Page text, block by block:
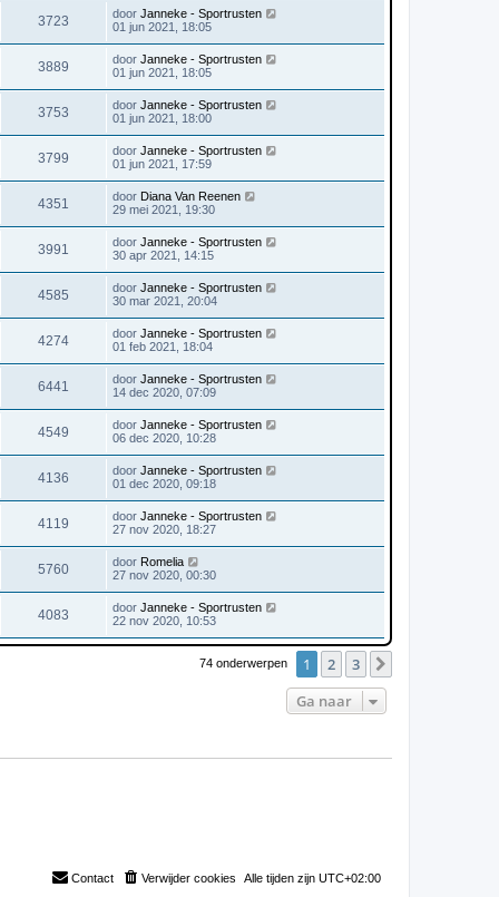
3723 door Janneke - Sportrusten
01 jun 2021, 18:05
3889 door Janneke - Sportrusten
01 jun 2021, 18:05
3753 door Janneke - Sportrusten
01 jun 2021, 18:00
3799 door Janneke - Sportrusten
01 jun 2021, 17:59
4351 door Diana Van Reenen
29 mei 2021, 19:30
3991 door Janneke - Sportrusten
30 apr 2021, 14:15
4585 door Janneke - Sportrusten
30 mar 2021, 20:04
4274 door Janneke - Sportrusten
01 feb 2021, 18:04
6441 door Janneke - Sportrusten
14 dec 2020, 07:09
4549 door Janneke - Sportrusten
06 dec 2020, 10:28
4136 door Janneke - Sportrusten
01 dec 2020, 09:18
4119 door Janneke - Sportrusten
27 nov 2020, 18:27
5760 door Romelia
27 nov 2020, 00:30
4083 door Janneke - Sportrusten
22 nov 2020, 10:53
74 onderwerpen 1 2 3
Ga naar
Alle tijden zijn UTC+02:00
Verwijder cookies
Contact